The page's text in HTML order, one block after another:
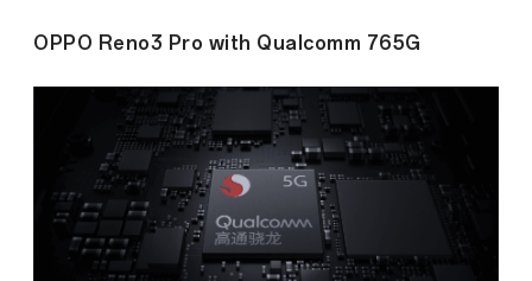
OPPO Reno3 Pro with Qualcomm 765G